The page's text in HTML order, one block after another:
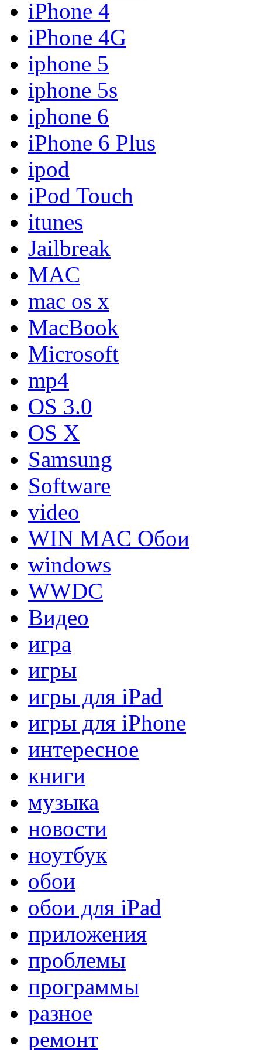
iPhone 4
iPhone 4G
iphone 5
iphone 5s
iphone 6
iPhone 6 Plus
ipod
iPod Touch
itunes
Jailbreak
MAC
mac os x
MacBook
Microsoft
mp4
OS 3.0
OS X
Samsung
Software
video
WIN MAC Обои
windows
WWDC
Видео
игра
игры
игры для iPad
игры для iPhone
интересное
книги
музыка
новости
ноутбук
обои
обои для iPad
приложения
проблемы
программы
разное
ремонт